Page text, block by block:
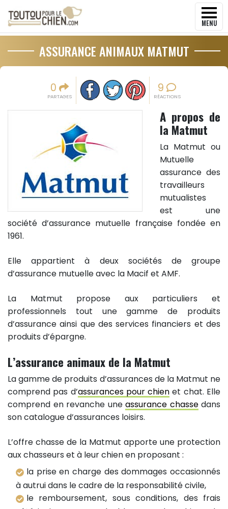
MENU
ASSURANCE ANIMAUX MATMUT
0
PARTAGES
Partager sur facebook
Partager sur Twitter
Epingler sur Pinterest
9
RÉACTIONS
A propos de
la Matmut
La Matmut ou
Mutuelle
assurance des
travailleurs
mutualistes
est une
société d’assurance mutuelle française fondée en
1961.
Elle appartient à deux sociétés de groupe
d’assurance mutuelle avec la Macif et AMF.
La Matmut propose aux particuliers et
professionnels tout une gamme de produits
d’assurance ainsi que des services financiers et des
produits d’épargne.
L’assurance animaux de la Matmut
La gamme de produits d’assurances de la Matmut ne
comprend pas d’assurances pour chien et chat. Elle
comprend en revanche une assurance chassedans
son catalogue d’assurances loisirs.
L’offre chasse de la Matmut apporte une protection
aux chasseurs et à leur chien en proposant :
la prise en charge des dommages occasionnés
à autrui dans le cadre de la responsabilité civile,
le remboursement, sous conditions, des frais